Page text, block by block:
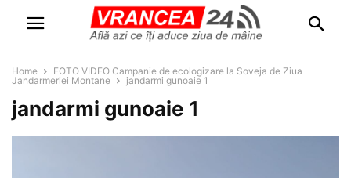
Home
FOTO VIDEO Campanie de ecologizare la Soveja de Ziua
Jandarmeriei Montane
jandarmi gunoaie 1
jandarmi gunoaie 1